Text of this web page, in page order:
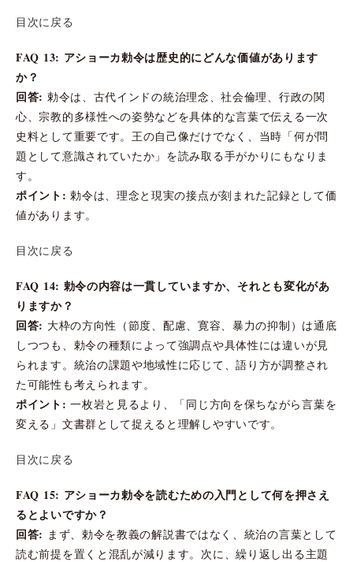
目次に戻る
FAQ 13: アショーカ勅令は歴史的にどんな価値があります
か？
回答: 勅令は、古代インドの統治理念、社会倫理、行政の関
心、宗教的多様性への姿勢などを具体的な言葉で伝える一次
史料として重要です。王の自己像だけでなく、当時「何が問
題として意識されていたか」を読み取る手がかりにもなりま
す。
ポイント: 勅令は、理念と現実の接点が刻まれた記録として価
値があります。
目次に戻る
FAQ 14: 勅令の内容は一貫していますか、それとも変化があ
りますか？
回答: 大枠の方向性（節度、配慮、寛容、暴力の抑制）は通底
しつつも、勅令の種類によって強調点や具体性には違いが見
られます。統治の課題や地域性に応じて、語り方が調整され
た可能性も考えられます。
ポイント: 一枚岩と見るより、「同じ方向を保ちながら言葉を
変える」文書群として捉えると理解しやすいです。
目次に戻る
FAQ 15: アショーカ勅令を読むための入門として何を押さえ
るとよいですか？
回答: まず、勅令を教義の解説書ではなく、統治の言葉として
読む前提を置くと混乱が減ります。次に、繰り返し出る主題